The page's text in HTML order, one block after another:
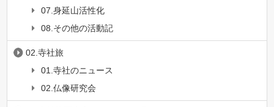
07.身延山活性化
08.その他の活動記
02.寺社旅
01.寺社のニュース
02.仏像研究会